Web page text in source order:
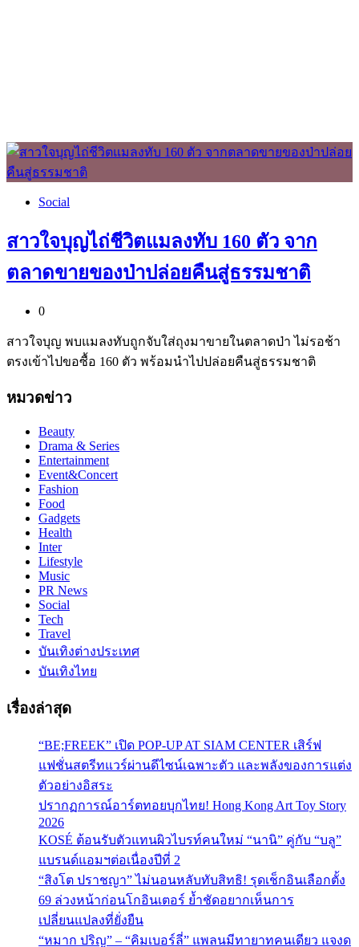
Social
สาวใจบุญไถ่ชีวิตแมลงทับ 160 ตัว จาก
ตลาดขายของป่าปล่อยคืนสู่ธรรมชาติ
0
สาวใจบุญ พบแมลงทับถูกจับใส่ถุงมาขายในตลาดป่า ไม่รอช้า
ตรงเข้าไปขอซื้อ 160 ตัว พร้อมนำไปปล่อยคืนสู่ธรรมชาติ
หมวดข่าว
Beauty
Drama & Series
Entertainment
Event&Concert
Fashion
Food
Gadgets
Health
Inter
Lifestyle
Music
PR News
Social
Tech
Travel
บันเทิงต่างประเทศ
บันเทิงไทย
เรื่องล่าสุด
“BE;FREEK” เปิด POP-UP AT SIAM CENTER เสิร์ฟ
แฟชั่นสตรีทแวร์ผ่านดีไซน์เฉพาะตัว และพลังของการแต่ง
ตัวอย่างอิสระ
ปรากฏการณ์อาร์ตทอยบุกไทย! Hong Kong Art Toy Story
2026
KOSÉ ต้อนรับตัวแทนผิวไบรท์คนใหม่ “นานิ” คู่กับ “บลู”
แบรนด์แอมฯต่อเนื่องปีที่ 2
“สิงโต ปราชญา” ไม่นอนหลับทับสิทธิ! รุดเช็กอินเลือกตั้ง
69 ล่วงหน้าก่อนโกอินเตอร์ ย้ำชัดอยากเห็นการ
เปลี่ยนแปลงที่ยั่งยืน
“หมาก ปริญ” – “คิมเบอร์ลี่” แพลนมีทายาทคนเดียว แจงด